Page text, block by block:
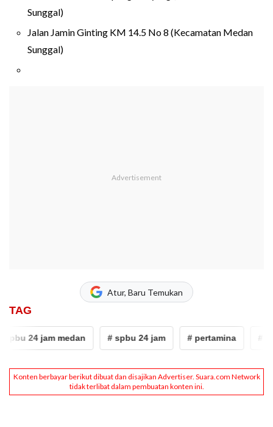
Sunggal)
Jalan Jamin Ginting KM 14.5 No 8 (Kecamatan Medan
Sunggal)
Atur, Baru Temukan
TAG
24 jam medan # spbu 24 jam # pertamina # BBM